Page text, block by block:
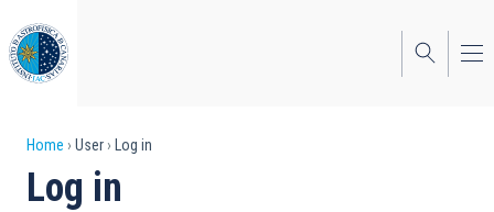
to
main
content
Breadcrumb
Home User Log in
Log in